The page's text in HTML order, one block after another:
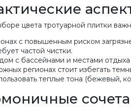
цвета тротуарной плитки
с повышенным риском
частой чистки.
с бассейнами и местами
регионах стоит избегать
теплые тона (бежевый,